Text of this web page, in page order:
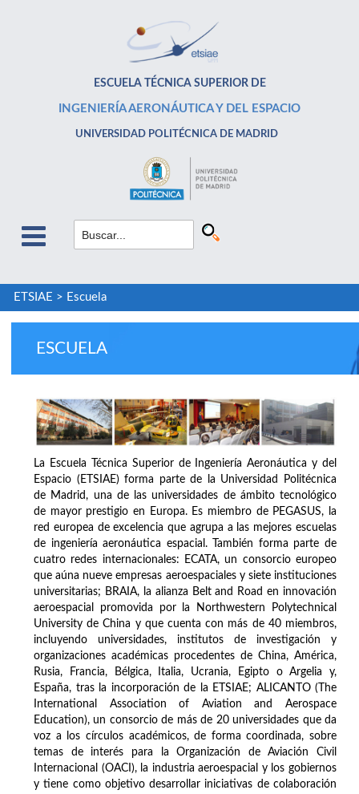
ESCUELA TÉCNICA SUPERIOR DE
INGENIERÍA AERONÁUTICA Y DEL ESPACIO
UNIVERSIDAD POLITÉCNICA DE MADRID
ETSIAE > Escuela
ESCUELA
La Escuela Técnica Superior de Ingeniería Aeronáutica y del
Espacio (ETSIAE) forma parte de la Universidad Politécnica
de Madrid, una de las universidades de ámbito tecnológico
de mayor prestigio en Europa. Es miembro de PEGASUS, la
red europea de excelencia que agrupa a las mejores escuelas
de ingeniería aeronáutica espacial. También forma parte de
cuatro redes internacionales: ECATA, un consorcio europeo
que aúna nueve empresas aeroespaciales y siete instituciones
universitarias; BRAIA, la alianza Belt and Road en innovación
aeroespacial promovida por la Northwestern Polytechnical
University de China y que cuenta con más de 40 miembros,
incluyendo universidades, institutos de investigación y
organizaciones académicas procedentes de China, América,
Rusia, Francia, Bélgica, Italia, Ucrania, Egipto o Argelia y,
España, tras la incorporación de la ETSIAE; ALICANTO (The
International Association of Aviation and Aerospace
Education), un consorcio de más de 20 universidades que da
voz a los círculos académicos, de forma coordinada, sobre
temas de interés para la Organización de Aviación Civil
Internacional (OACI), la industria aeroespacial y los gobiernos
y tiene como objetivo desarrollar iniciativas de colaboración